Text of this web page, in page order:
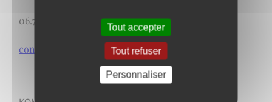
06.77.38.66.65 / 09.82.23.42.74
contact@atelier-faba.fr
Tout accepter
Tout refuser
Personnaliser